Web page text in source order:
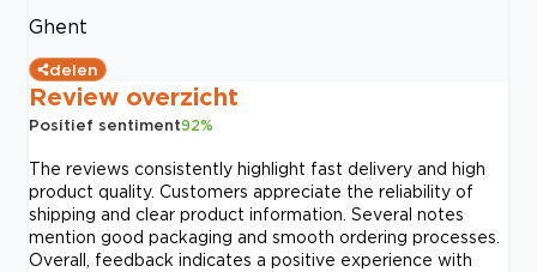
Ghent
delen
Review overzicht
Positief sentiment92%
The reviews consistently highlight fast delivery and high
product quality. Customers appreciate the reliability of
shipping and clear product information. Several notes
mention good packaging and smooth ordering processes.
Overall, feedback indicates a positive experience with